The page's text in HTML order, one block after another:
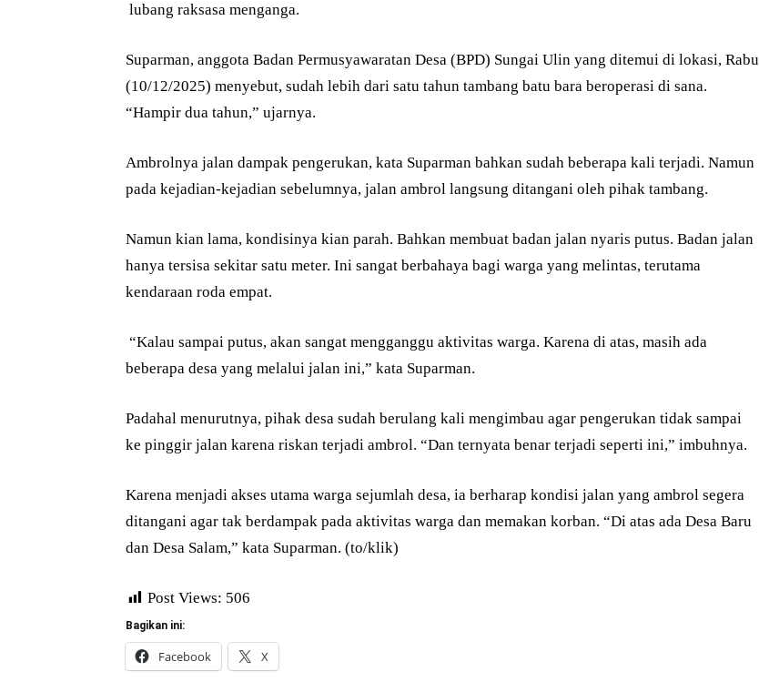
lubang raksasa menganga.
Suparman, anggota Badan Permusyawaratan Desa (BPD) Sungai Ulin yang ditemui di lokasi, Rabu
(10/12/2025) menyebut, sudah lebih dari satu tahun tambang batu bara beroperasi di sana.
“Hampir dua tahun,” ujarnya.
Ambrolnya jalan dampak pengerukan, kata Suparman bahkan sudah beberapa kali terjadi. Namun
pada kejadian-kejadian sebelumnya, jalan ambrol langsung ditangani oleh pihak tambang.
Namun kian lama, kondisinya kian parah. Bahkan membuat badan jalan nyaris putus. Badan jalan
hanya tersisa sekitar satu meter. Ini sangat berbahaya bagi warga yang melintas, terutama
kendaraan roda empat.
“Kalau sampai putus, akan sangat mengganggu aktivitas warga. Karena di atas, masih ada
beberapa desa yang melalui jalan ini,” kata Suparman.
Padahal menurutnya, pihak desa sudah berulang kali mengimbau agar pengerukan tidak sampai
ke pinggir jalan karena riskan terjadi ambrol. “Dan ternyata benar terjadi seperti ini,” imbuhnya.
Karena menjadi akses utama warga sejumlah desa, ia berharap kondisi jalan yang ambrol segera
ditangani agar tak berdampak pada aktivitas warga dan memakan korban. “Di atas ada Desa Baru
dan Desa Salam,” kata Suparman. (to/klik)
Post Views: 506
Bagikan ini:
Facebook X